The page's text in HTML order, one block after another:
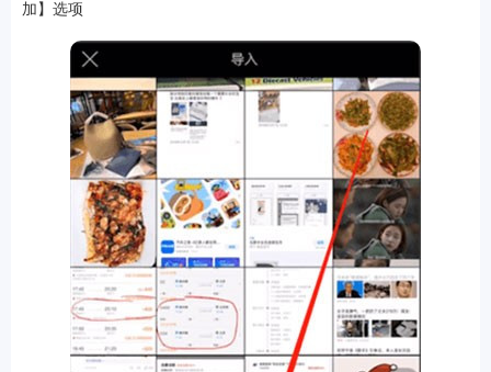
加】选项